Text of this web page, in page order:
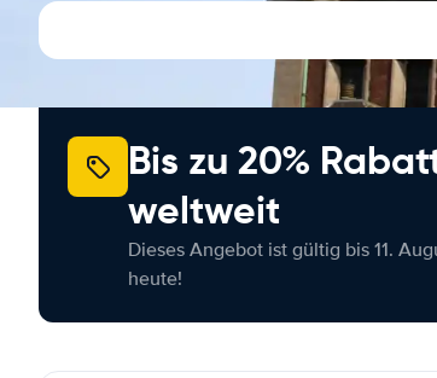
Bis zu 20%
weltweit
Dieses Angebot ist gültig bis 11.
heute!